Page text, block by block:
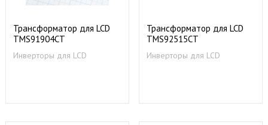
Трансформатор для LCD
TMS91904CT
Инверторы для LCD
Трансформатор для LCD
TMS92515CT
Инверторы для LCD